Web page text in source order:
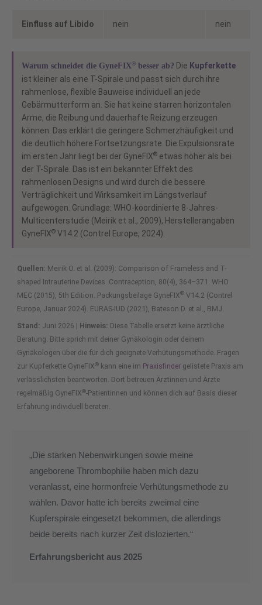
Einfluss auf Libido nein nein
Warum schneidet die GyneFIX®besser ab? Die Kupferkette
ist kleiner als eine T-Spirale und passt sich durch ihre
rahmenlose, flexible Bauweise individuell an jede
Gebärmutterform an. Sie hat keine starren horizontalen
Arme, die Reibung und dauerhafte Reizung erzeugen
können. Das erklärt die geringere Schmerzhäufigkeit und
die deutlich höhere Fortsetzungsrate. Die Expulsionsrate
im ersten Jahr liegt bei der GyneFIX®etwas höher als bei
der T-Spirale. Das ist ein bekannter Effekt des
rahmenlosen Designs und wird durch die bessere
Verträglichkeit und Wirksamkeit im Längstverlauf
aufgewogen. Grundlage: WHO-koordinierte 8-Jahres-
Multicenterstudie (Meirik et al., 2009), Herstellerangaben
GyneFIX®V14.2 (Contrel Europe, 2024).
Quellen: Meirik O. et al. (2009): Comparison of Frameless and T-
shaped Intrauterine Devices. Contraception, 80(4), 364–371. WHO
MEC (2015), 5th Edition. Packungsbeilage GyneFIX® V14.2 (Contrel
Europe, Januar 2024). EURAS-IUD (2021), Bateson D. et al., BMJ.
Stand: Juni 2026 | Hinweis: Diese Tabelle ersetzt keine ärztliche
Beratung. Bitte sprich mit deiner Gynäkologin oder deinem
Gynäkologen über die für dich geeignete Verhütungsmethode. Fragen
zur Kupferkette GyneFIX® kann eine im Praxisfinder gelistete Praxis am
verlässlichsten beantworten. Dort betreuen Ärztinnen und Ärzte
regelmäßig GyneFIX®-Patientinnen und können dich auf Basis dieser
Erfahrung individuell beraten.
„Die starken Nebenwirkungen sowie meine
angeborene Thrombophilie haben mich dazu
veranlasst, eine hormonfreie Verhütungsmethode zu
wählen. Davor hatte ich bereits zweimal eine
Kupferspirale eingesetzt bekommen, die allerdings
beide bereits nach kurzer Zeit dislozierten.“
Erfahrungsbericht aus 2025